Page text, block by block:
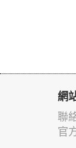
網
聯
官